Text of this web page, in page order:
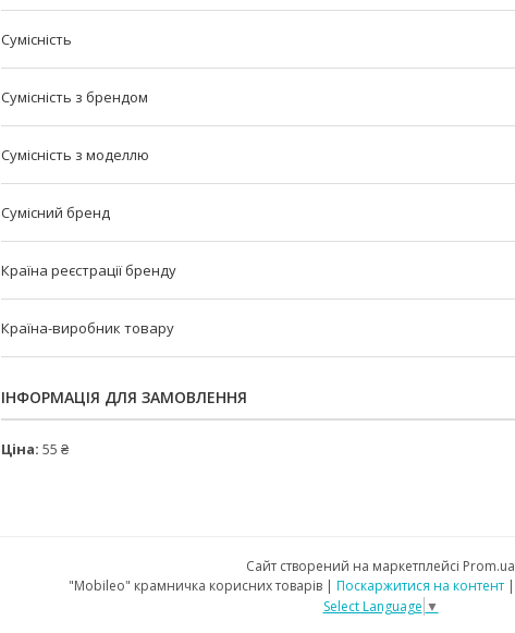
Сумісність
Сумісність з брендом
Сумісність з моделлю
Сумісний бренд
Країна реєстрації бренду
Країна-виробник товару
ІНФОРМАЦІЯ ДЛЯ ЗАМОВЛЕННЯ
Ціна: 55 ₴
Сайт створений на маркетплейсі Prom.ua
"Mobileo" крамничка корисних товарів | Поскаржитися на контент |
Select Language ▼